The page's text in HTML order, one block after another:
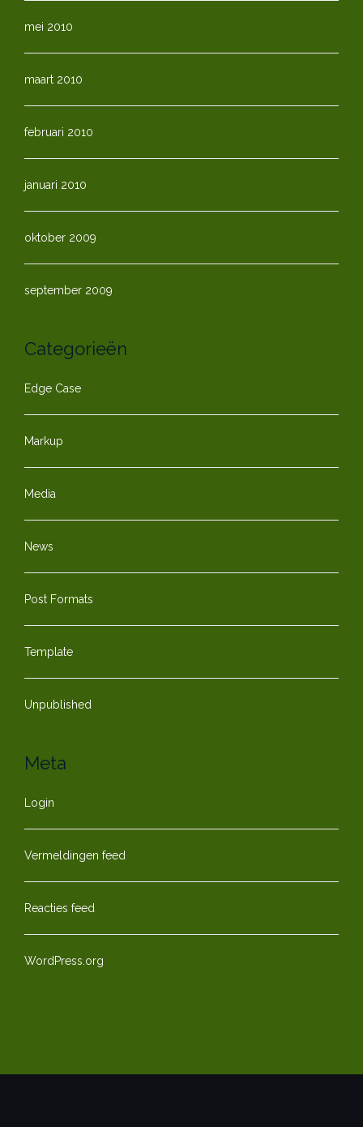
mei 2010
maart 2010
februari 2010
januari 2010
oktober 2009
september 2009
Categorieën
Edge Case
Markup
Media
News
Post Formats
Template
Unpublished
Meta
Login
Vermeldingen feed
Reacties feed
WordPress.org